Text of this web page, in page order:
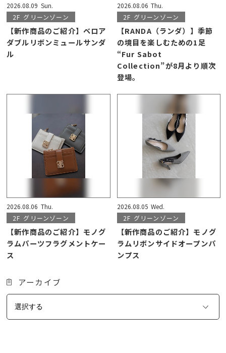
2026.08.09 Sun.
2F グリーンゾーン
【新作商品のご紹介】ベロア
ダブルリボンミュールサンダ
ル
2026.08.06 Thu.
2F グリーンゾーン
【RANDA（ランダ）】季節
の境目を楽しむための1足
“Fur Sabot
Collection”が8月より順次
登場。
2026.08.06 Thu.
2F グリーンゾーン
【新作商品のご紹介】モノグ
ラムパーツフラグメントケー
ス
2026.08.05 Wed.
2F グリーンゾーン
【新作商品のご紹介】モノグ
ラムリボンサイドオープンパ
ンプス
アーカイブ